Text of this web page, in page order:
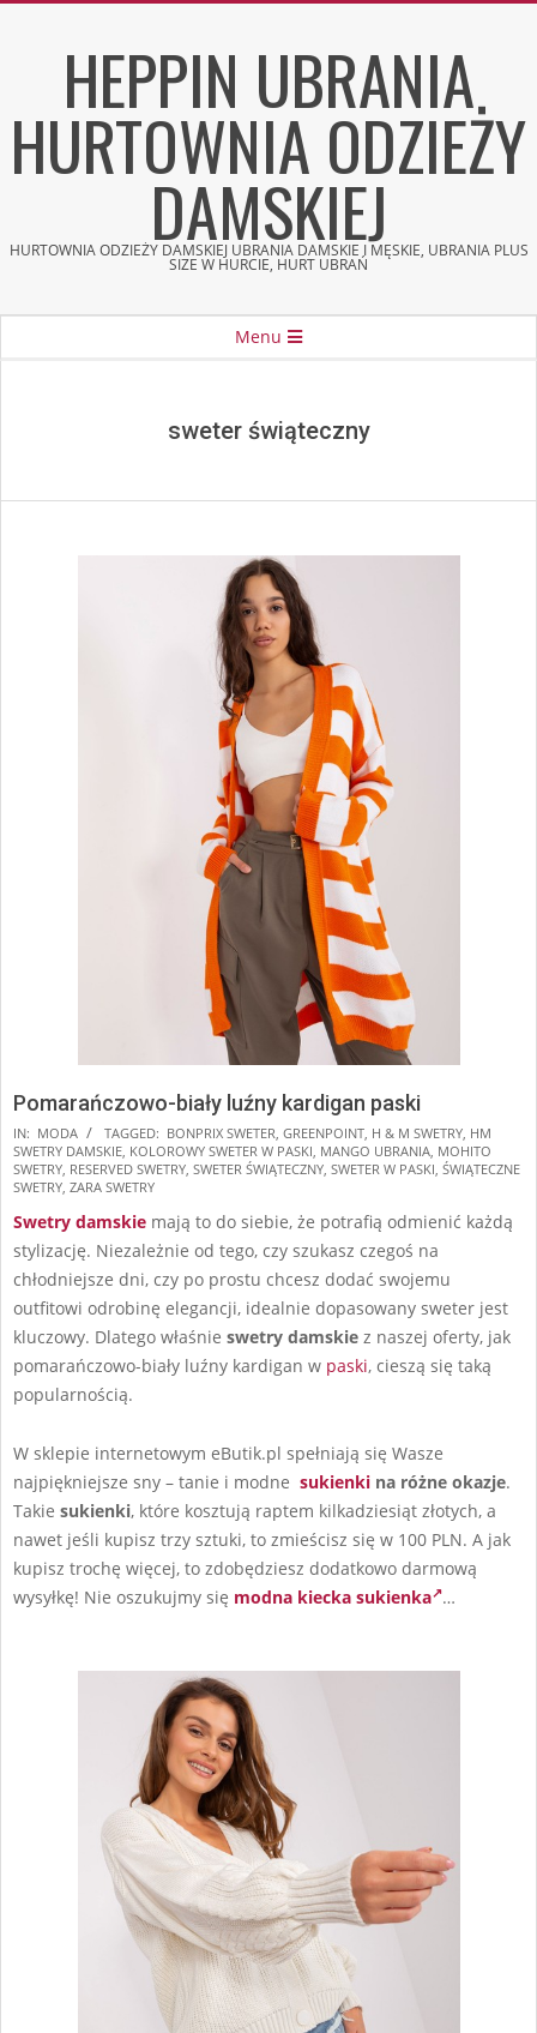
HEPPIN UBRANIA
HURTOWNIA ODZIEŻY
DAMSKIEJ
HURTOWNIA ODZIEŻY DAMSKIEJ UBRANIA DAMSKIE I MĘSKIE, UBRANIA PLUS
SIZE W HURCIE, HURT UBRAŃ
Menu
sweter świąteczny
Pomarańczowo-biały luźny kardigan paski
2025-
11-
20
IN: MODA TAGGED: BONPRIX SWETER GREENPOINT H & M SWETRY HM
SWETRY DAMSKIE KOLOROWY SWETER W PASKI MANGO UBRANIA MOHITO
SWETRY RESERVED SWETRY SWETER ŚWIĄTECZNY SWETER W PASKI ŚWIĄTECZNE
SWETRY ZARA SWETRY
Swetry damskie mają to do siebie, że potrafią odmienić każdą
stylizację. Niezależnie od tego, czy szukasz czegoś na
chłodniejsze dni, czy po prostu chcesz dodać swojemu
outfitowi odrobinę elegancji, idealnie dopasowany sweter jest
kluczowy. Dlatego właśnie swetry damskie z naszej oferty, jak
pomarańczowo-biały luźny kardigan w paski, cieszą się taką
popularnością.
W sklepie internetowym eButik.pl spełniają się Wasze
najpiękniejsze sny – tanie i modne sukienki na różne okazje.
Takie sukienki, które kosztują raptem kilkadziesiąt złotych, a
nawet jeśli kupisz trzy sztuki, to zmieścisz się w 100 PLN. A jak
kupisz trochę więcej, to zdobędziesz dodatkowo darmową
wysyłkę! Nie oszukujmy się modna kiecka sukienka …